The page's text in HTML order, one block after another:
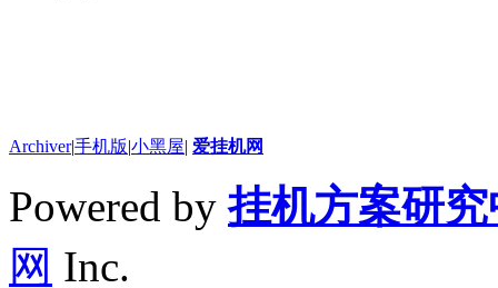
Archiver|手机版|小黑屋| 爱挂机网
Powered by挂机方案研
网 Inc.